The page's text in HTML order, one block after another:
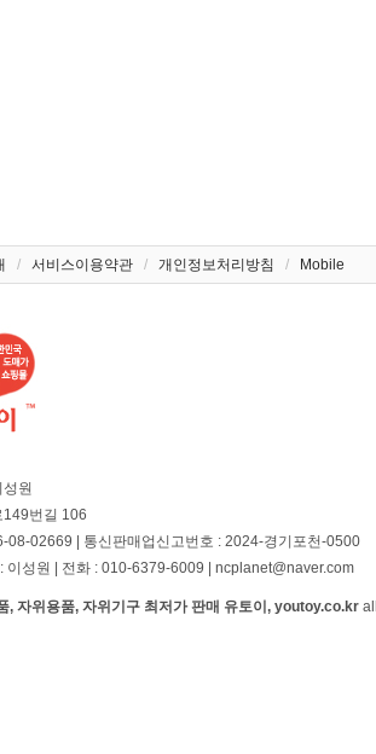
/ 서비스이용약관 / 개인정보처리방침 / Mobile
성원
149번길 106
08-02669 | 통신판매업신고번호 : 2024-경기포천-0500
이성원 | 전화 : 010-6379-6009 | ncplanet@naver.com
, 자위용품, 자위기구 최저가 판매 유토이, youtoy.co.kr